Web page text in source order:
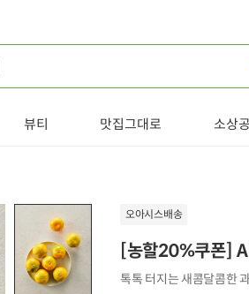
뷰티 맛집그대로 소상
오아시스배송
[농할20%쿠폰]
톡톡 터지는 새콤달콤한